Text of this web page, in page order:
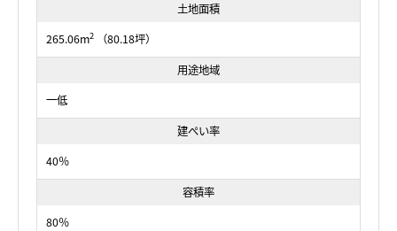
土地面積
265.06m2
（80.18坪）
用途地域
一低
建ぺい率
40％
容積率
80％